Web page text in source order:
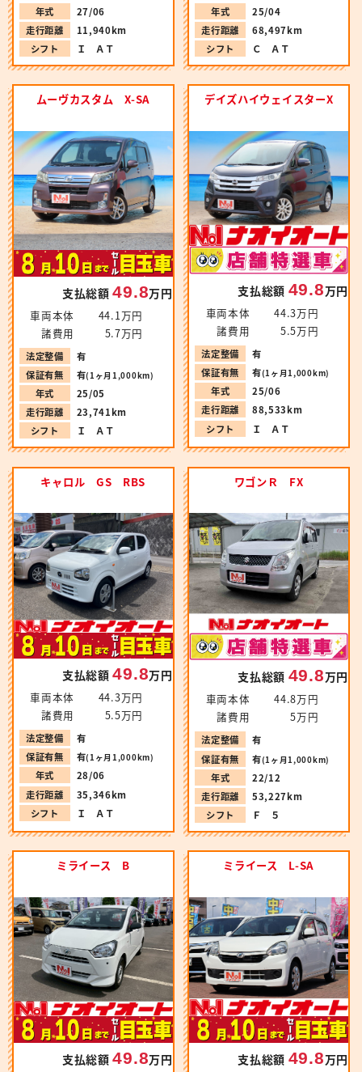
年式
27/06
走行距離
11,940km
シフト
Ｉ ＡＴ
年式
25/04
走行距離
68,497km
シフト
Ｃ ＡＴ
ムーヴカスタム X-SA
支払総額49.8万円
車両本体
44.1万円
諸費用
5.7万円
法定整備
有
保証有無
有(1ヶ月1,000km)
年式
25/05
走行距離
23,741km
シフト
Ｉ ＡＴ
デイズハイウェイスターX
支払総額 49.8万円
車両本体
44.3万円
諸費用
5.5万円
法定整備
有
保証有無
有(1ヶ月1,000km)
年式
25/06
走行距離
88,533km
シフト
Ｉ ＡＴ
キャロル GS RBS
支払総額49.8万円
車両本体
44.3万円
諸費用
5.5万円
法定整備
有
保証有無
有(1ヶ月1,000km)
年式
28/06
走行距離
35,346km
シフト
Ｉ ＡＴ
ワゴンＲ FX
支払総額 49.8万円
車両本体
44.8万円
諸費用
5万円
法定整備
有
保証有無
有(1ヶ月1,000km)
年式
22/12
走行距離
53,227km
シフト
Ｆ ５
ミライース B
支払総額49.8万円
ミライース L-SA
支払総額 49.8万円